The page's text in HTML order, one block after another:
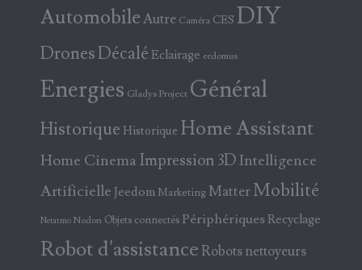
AutomobileAutre Caméra CES DIY
DronesDécalé Eclairage eedomus
Energies Gladys Project Général
Historique Historique Home Assistant
Home Cinema Impression 3DIntelligence
Artificielle Jeedom Marketing Matter Mobilité
Netatmo Nodon Objets connectés PériphériquesRecyclage
Robot d'assistance Robots nettoyeurs